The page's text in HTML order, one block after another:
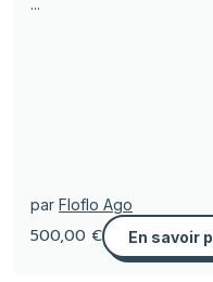
...
par Floflo Ago
500,00 € En savoir